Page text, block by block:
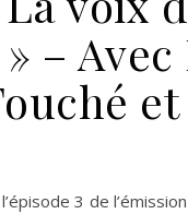
–
3 de